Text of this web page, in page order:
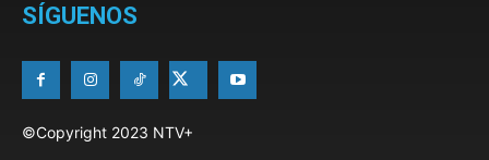
SÍGUENOS
©Copyright 2023 NTV+